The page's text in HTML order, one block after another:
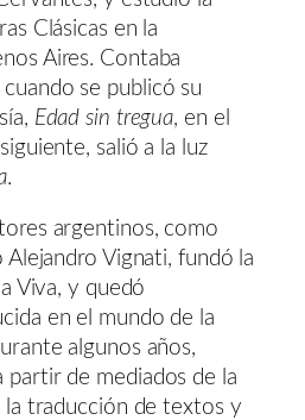
Clásicas en la
Aires. Contaba
se publicó su
Edad sin tregua, en el
salió a la luz
.
argentinos, como
Alejandro Vignati, fundó la
Viva, y quedó
en el mundo de la
algunos años,
partir de mediados de la
la traducción de textos y